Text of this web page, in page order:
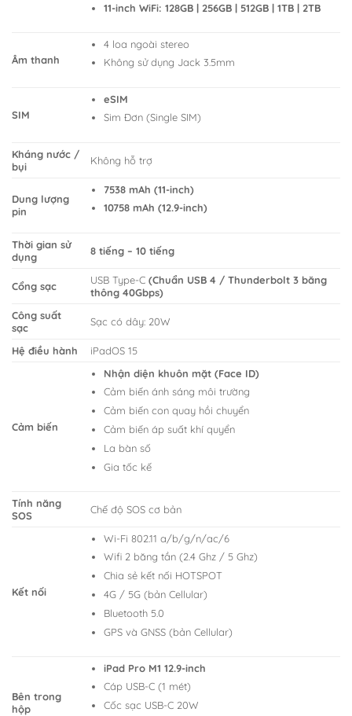
11-inch WiFi: 128GB | 256GB | 512GB | 1TB | 2TB
Âm thanh
4 loa ngoài stereo
Không sử dụng Jack 3.5mm
SIM
eSIM
Sim Đơn (Single SIM)
Kháng nước /
bụi
Không hỗ trợ
Dung lượng
pin
7538 mAh (11-inch)
10758 mAh (12.9-inch)
Thời gian sử
dụng
8 tiếng – 10 tiếng
Cổng sạc USB Type-C(Chuẩn USB 4 / Thunderbolt 3 băng
thông 40Gbps)
Công suất
sạc
Sạc có dây: 20W
Hệ điều hành iPadOS 15
Cảm biến
Nhận diện khuôn mặt (Face ID)
Cảm biến ánh sáng môi trường
Cảm biến con quay hồi chuyển
Cảm biến áp suất khí quyển
La bàn số
Gia tốc kế
Tính năng
SOS
Chế độ SOS cơ bản
Kết nối
Wi-Fi 802.11 a/b/g/n/ac/6
Wifi 2 băng tần (2.4 Ghz / 5 Ghz)
Chia sẻ kết nối HOTSPOT
4G / 5G (bản Cellular)
Bluetooth 5.0
GPS và GNSS (bản Cellular)
Bên trong
hộp
iPad Pro M1 12.9-inch
Cáp USB-C (1 mét)
Cốc sạc USB-C 20W